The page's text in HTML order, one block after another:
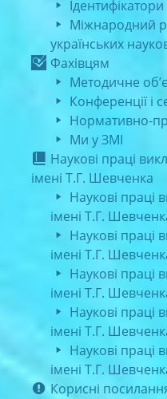
Міжнародний
українських
Фахівцям
Методичне
Конференції і
Нормативно-
Ми у ЗМІ
Наукові праці
імені Т.Г. Шевченка
Наукові праці
імені Т.Г.
Наукові праці
імені Т.Г.
Наукові праці
імені Т.Г.
Наукові праці
імені Т.Г.
Наукові праці
імені Т.Г.
Корисні